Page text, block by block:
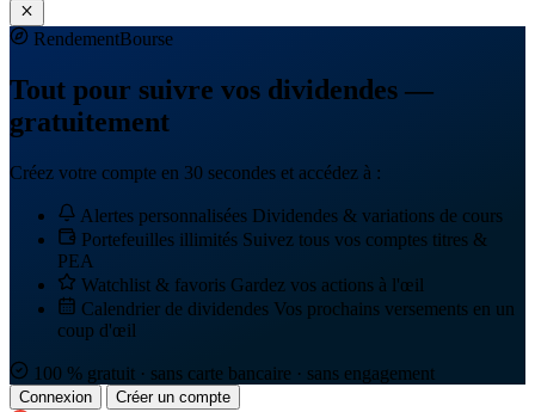
RendementBourse
Tout pour suivre vos dividendes —
gratuitement
Créez votre compte en 30 secondes et accédez à :
Alertes personnalisées Dividendes & variations de cours
Portefeuilles illimités Suivez tous vos comptes titres &
PEA
Watchlist & favoris Gardez vos actions à l'œil
Calendrier de dividendes Vos prochains versements en un
coup d'œil
100 % gratuit · sans carte bancaire · sans engagement
Connexion Créer un compte